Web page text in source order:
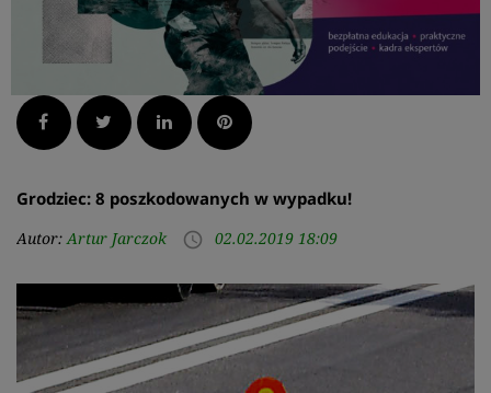
Facebook Twitter LinkedInPinterest
Grodziec: 8 poszkodowanych w wypadku!
Autor:Artur Jarczok access_time 02.02.2019 18:09